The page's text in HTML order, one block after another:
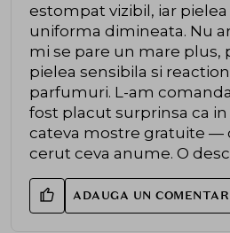
estompat vizibil, iar pielea
uniforma dimineata. Nu
mi se pare un mare plus,
pielea sensibila si
parfumuri. L-am
fost placut surprinsa ca
cateva mostre gratuite —
cerut ceva anume. O
ADAUGA UN